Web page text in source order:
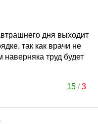
дня выходит
так как врачи не
труд будет
15 /3